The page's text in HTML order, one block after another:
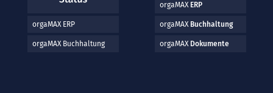
orgaMAX ERP
orgaMAX Buchhaltung
orgaMAX ERP
orgaMAX Buchhaltung
orgaMAX Dokumente